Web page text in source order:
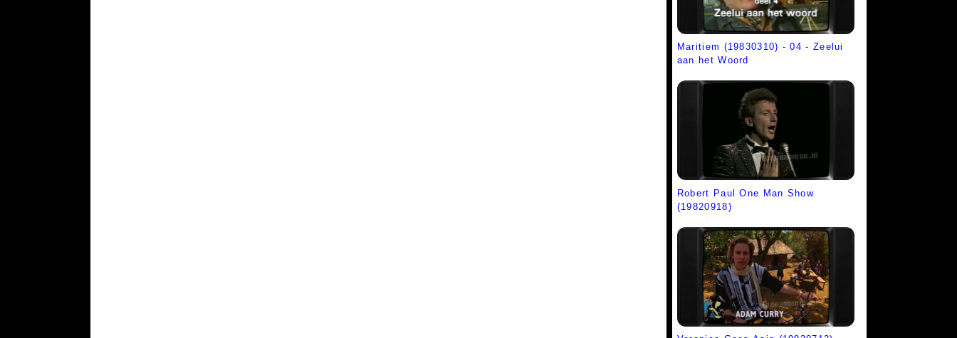
Maritiem (19830310) - 04 - Zeelui
aan het Woord
Robert Paul One Man Show
(19820918)